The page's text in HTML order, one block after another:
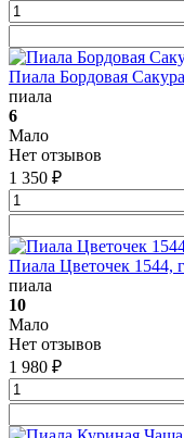
Пиала Бордовая
пиала
6
Мало
Нет отзывов
1 350 ₽
Пиала Цветочек 1544,
пиала
10
Мало
Нет отзывов
1 980 ₽